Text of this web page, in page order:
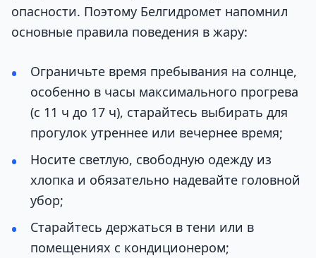
опасности. Поэтому Белгидромет напомнил
основные правила поведения в жару:
Ограничьте время пребывания на солнце,
особенно в часы максимального прогрева
(с 11 ч до 17 ч), старайтесь выбирать для
прогулок утреннее или вечернее время;
Носите светлую, свободную одежду из
хлопка и обязательно надевайте головной
убор;
Старайтесь держаться в тени или в
помещениях с кондиционером;